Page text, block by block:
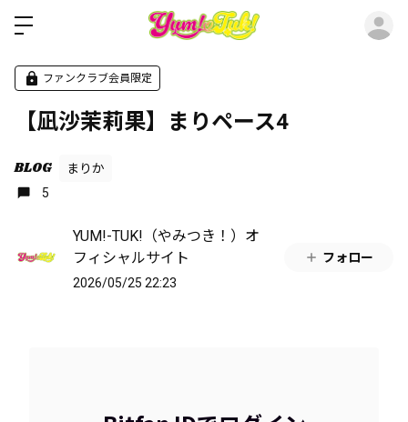
ファンクラブ会員限定
【凪沙茉莉果】まりペース4
BLOG
まりか
5
YUM!-TUK!（やみつき！）オ
フィシャルサイト
2026/05/25 22:23
フォロー